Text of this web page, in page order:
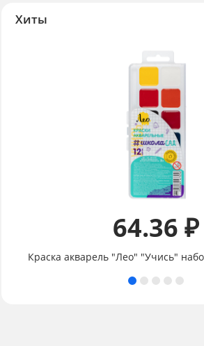
Хиты
64.36 ₽
Краска акварель "Лео" "Учись"